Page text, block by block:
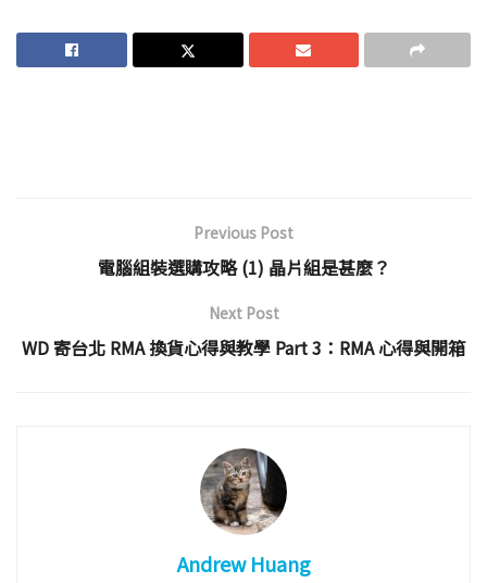
Previous Post
電腦組裝選購攻略 (1) 晶片組是甚麼？
Next Post
WD 寄台北 RMA 換貨心得與教學 Part 3：RMA 心得與開箱
Andrew Huang